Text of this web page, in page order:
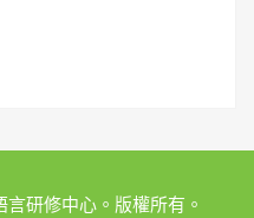
研修中心。版權所有。